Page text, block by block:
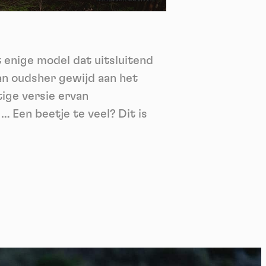
model dat uitsluitend
oudsher gewijd aan het
versie ervan
Een beetje te veel? Dit is